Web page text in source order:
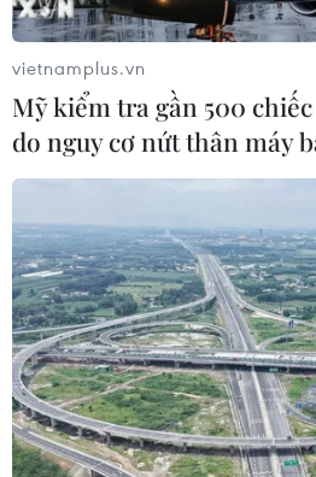
vietnamplus.vn
Mỹ kiểm tra gần 500 chiếc
do nguy cơ nứt thân máy